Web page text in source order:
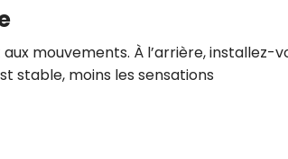
mouvements. À l’arrière, installez-
stable, moins les sensations
Votre adresse email sera utilisée par Digital Prisma